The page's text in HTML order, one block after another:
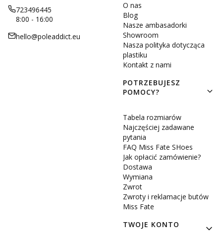
723496445
8:00 - 16:00
hello@poleaddict.eu
O nas
Blog
Nasze ambasadorki
Showroom
Nasza polityka dotycząca
plastiku
Kontakt z nami
POTRZEBUJESZ
POMOCY?
Tabela rozmiarów
Najczęściej zadawane
pytania
FAQ Miss Fate SHoes
Jak opłacić zamówienie?
Dostawa
Wymiana
Zwrot
Zwroty i reklamacje butów
Miss Fate
TWOJE KONTO